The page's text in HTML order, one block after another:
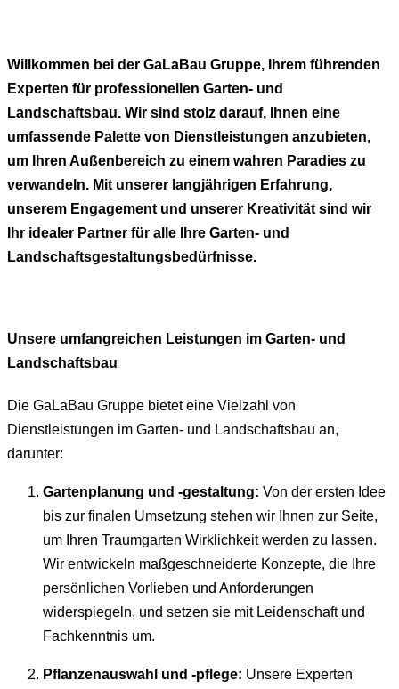
Willkommen bei der GaLaBau Gruppe, Ihrem führenden
Experten für professionellen Garten- und
Landschaftsbau. Wir sind stolz darauf, Ihnen eine
umfassende Palette von Dienstleistungen anzubieten,
um Ihren Außenbereich zu einem wahren Paradies zu
verwandeln. Mit unserer langjährigen Erfahrung,
unserem Engagement und unserer Kreativität sind wir
Ihr idealer Partner für alle Ihre Garten- und
Landschaftsgestaltungsbedürfnisse.
Unsere umfangreichen Leistungen im Garten- und
Landschaftsbau
Die GaLaBau Gruppe bietet eine Vielzahl von
Dienstleistungen im Garten- und Landschaftsbau an,
darunter:
Gartenplanung und -gestaltung: Von der ersten Idee
bis zur finalen Umsetzung stehen wir Ihnen zur Seite,
um Ihren Traumgarten Wirklichkeit werden zu lassen.
Wir entwickeln maßgeschneiderte Konzepte, die Ihre
persönlichen Vorlieben und Anforderungen
widerspiegeln, und setzen sie mit Leidenschaft und
Fachkenntnis um.
Pflanzenauswahl und -pflege: Unsere Experten